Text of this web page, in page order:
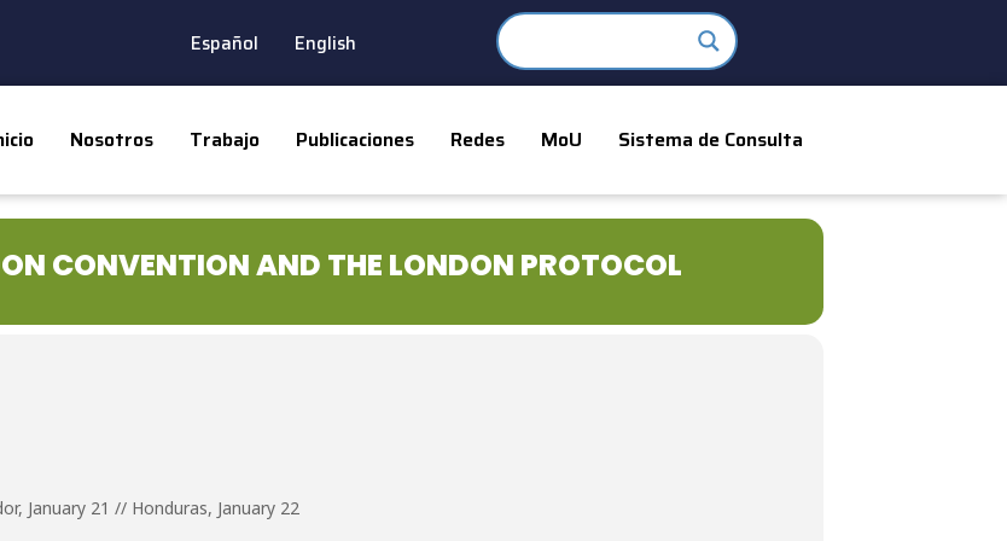
Español English
Nosotros Trabajo Publicaciones Redes MoU Sistema de Consulta
CONVENTION AND THE LONDON PROTOCOL
January 21 // Honduras, January 22